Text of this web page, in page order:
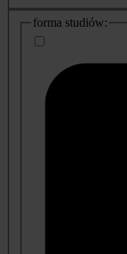
dodatkowe
informacje
forma studiów: